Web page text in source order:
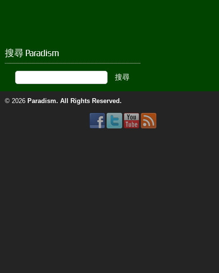
搜尋 Paradism
© 2026 Paradism. All Rights Reserved.